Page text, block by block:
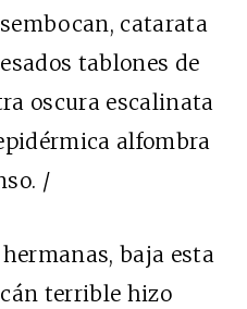
catarata
tablones de
oscura escalinata
alfombra
/
hermanas, baja esta
terrible hizo